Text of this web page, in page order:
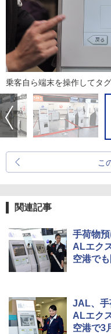
乗客自ら端末を操作してタ
こ
関連記事
手荷物
ALエク
空港で
JAL、手
ALエク
空港で3